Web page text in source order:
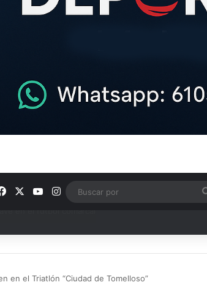
FacebookYouTube
Instagram
en el Triatlón “Ciudad de Tomelloso”